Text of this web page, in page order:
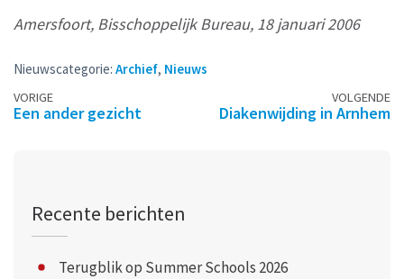
Amersfoort, Bisschoppelijk Bureau, 18 januari 2006
Nieuwscategorie: Archief, Nieuws
Berichtennavigatie
VORIGE
Een ander gezicht
VOLGENDE
Diakenwijding in Arnhem
Recente berichten
Terugblik op Summer Schools 2026